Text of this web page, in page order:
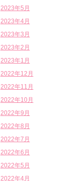
2023年5月
2023年4月
2023年3月
2023年2月
2023年1月
2022年12月
2022年11月
2022年10月
2022年9月
2022年8月
2022年7月
2022年6月
2022年5月
2022年4月